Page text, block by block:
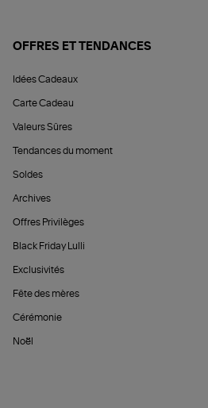
OFFRES ET TENDANCES
Idées Cadeaux
Carte Cadeau
Valeurs Sûres
Tendances du moment
Soldes
Archives
Offres Privilèges
Black Friday Lulli
Exclusivités
Fête des mères
Cérémonie
Noël